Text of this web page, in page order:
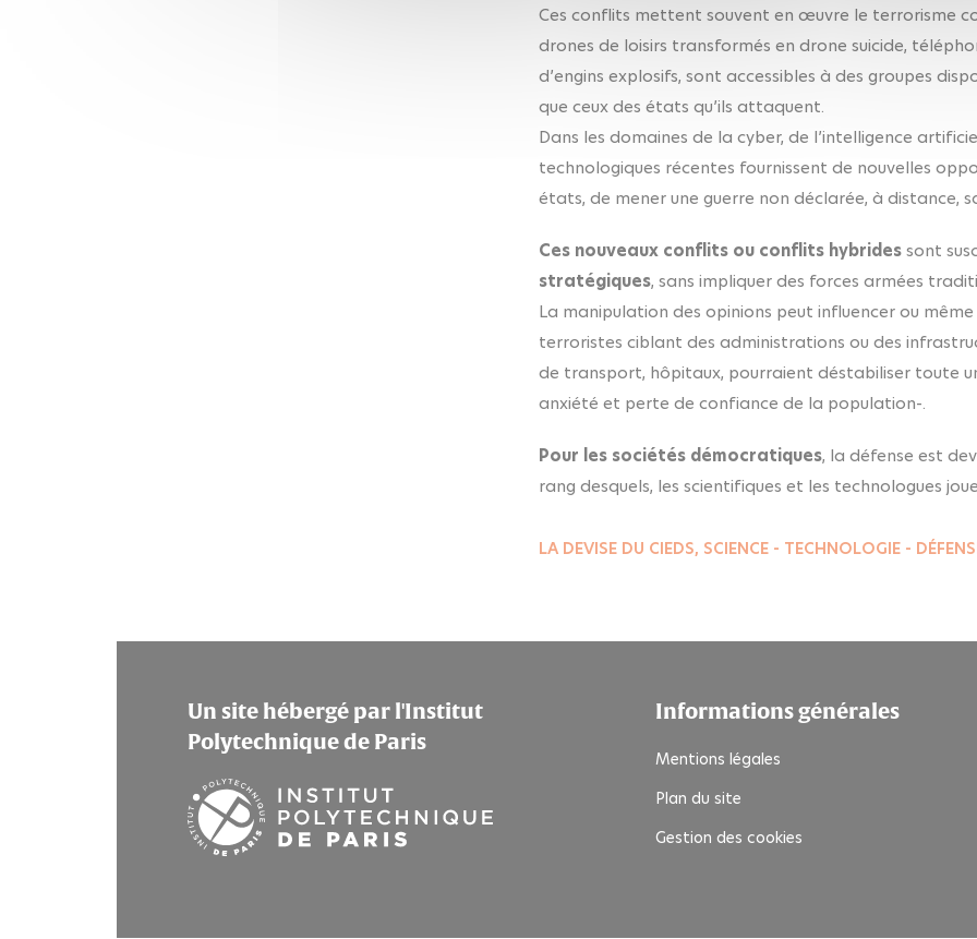
Ces conflits mettent souvent en œuvre le terrorisme
drones de loisirs transformés en drone suicide,
d’engins explosifs, sont accessibles à des groupes
que ceux des états qu’ils attaquent.
Dans les domaines de la cyber, de l’intelligence
technologiques récentes fournissent de nouvelles
états, de mener une guerre non déclarée, à distance,
Ces nouveaux conflits ou conflits hybridessont
stratégiques, sans impliquer des forces armées
La manipulation des opinions peut influencer ou
terroristes ciblant des administrations ou des
de transport, hôpitaux, pourraient déstabiliser toute
anxiété et perte de confiance de la population-.
Pour les sociétés démocratiques, la défense est
rang desquels, les scientifiques et les technologues
LA DEVISE DU CIEDS, SCIENCE - TECHNOLOGIE -
Un site hébergé par l'Institut
Polytechnique de Paris
Informations générales
Mentions légales
Plan du site
Gestion des cookies